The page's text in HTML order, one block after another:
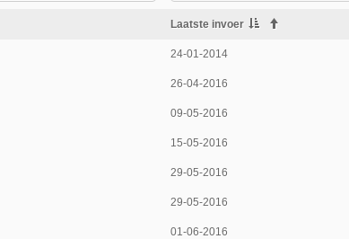
Laatste invoer
24-01-2014
26-04-2016
09-05-2016
15-05-2016
29-05-2016
29-05-2016
01-06-2016